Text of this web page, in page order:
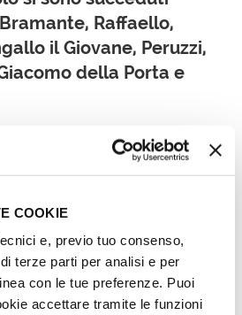
COOKIE
e, previo tuo consenso,
terze parti per analisi e per
con le tue preferenze. Puoi
accettare tramite le funzioni
Bramante, Raffaello,
il Giovane, Peruzzi,
della Porta e
BASILICA DI SAN